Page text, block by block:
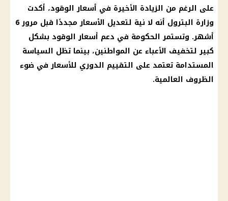
على الرغم من الزيادة الأخيرة في أسعار الوقود، أكدت
وزارة البترول أنه لا نية لتعديل الأسعار مجددًا قبل مرور 6
أشهر. وتستمر الحكومة في دعم أسعار الوقود بشكل
كبير لتخفيف الأعباء عن المواطنين، بينما تظل السياسة
المستدامة تعتمد على التقييم الدوري للأسعار في ضوء
الظروف العالمية.